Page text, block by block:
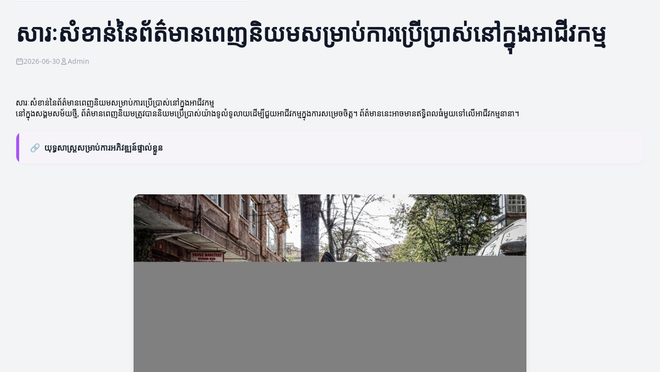
សារៈសំខាន់នៃព័ត៌មានពេញនិយមសម្រាប់ការប្រើប្រាស់នៅក្នុងអាជីវកម្ម
2026-06-30 Admin
សារៈសំខាន់នៃព័ត៌មានពេញនិយមសម្រាប់ការប្រើប្រាស់នៅក្នុងអាជីវកម្ម
នៅក្នុងសង្គមសម័យថ្មី, ព័ត៌មានពេញនិយមត្រូវបាននិយមប្រើប្រាស់យ៉ាងទូលំទូលាយដើម្បីជួយអាជីវកម្មក្នុងការសម្រេចចិត្ត។ ព័ត៌មាននេះអាចមានឥទ្ធិពលធំមួយទៅលើអាជីវកម្មនានា។
🔗 យុទ្ធសាស្ត្រសម្រាប់ការអភិវឌ្ឍន៍ផ្ទាល់ខ្លួន